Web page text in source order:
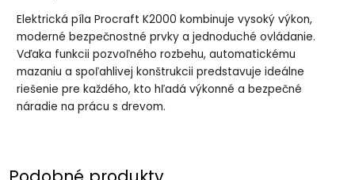
Elektrická píla Procraft K2000 kombinuje vysoký výkon,
moderné bezpečnostné prvky a jednoduché ovládanie.
Vďaka funkcii pozvoľného rozbehu, automatickému
mazaniu a spoľahlivej konštrukcii predstavuje ideálne
riešenie pre každého, kto hľadá výkonné a bezpečné
náradie na prácu s drevom.